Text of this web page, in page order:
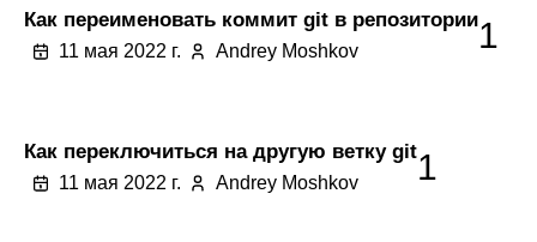
Как переименовать коммит git в репозитории
11 мая 2022 г. Andrey Moshkov 1
Как переключиться на другую ветку git
11 мая 2022 г. Andrey Moshkov 1